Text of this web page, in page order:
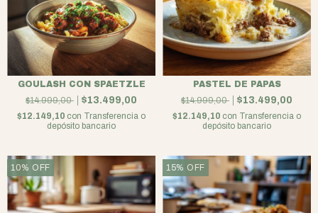
GOULASH CON SPAETZLE
$14.999,00
$13.499,00
$12.149,10 con Transferencia o
depósito bancario
PASTEL DE PAPAS
$14.999,00
$13.499,00
$12.149,10 con Transferencia o
depósito bancario
10% OFF 15% OFF